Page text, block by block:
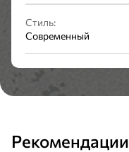
Стиль:
Современный
Рекомендации